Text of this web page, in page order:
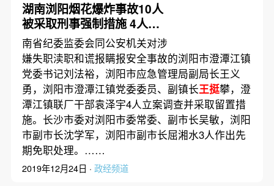
湖南浏阳烟花爆炸事故10人
被采取刑事强制措施 4人被
留置
南省纪委监委会同公安机关对涉
嫌失职渎职和谎报瞒报安全事故的浏阳市澄潭江镇
党委书记刘法裕，浏阳市应急管理局副局长王义
勇，浏阳市澄潭江镇党委委员、副镇长王挺攀，澄
潭江镇联厂干部袁泽宇4人立案调查并采取留置措
施。长沙市委对浏阳市委常委、副市长吴敏，浏阳
市副市长沈学军，浏阳市副市长屈湘水3人作出先
期免职处理。……
2019年12月24日 · 政经频道